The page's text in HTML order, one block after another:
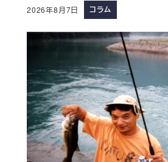
2026年8月7日 コラム